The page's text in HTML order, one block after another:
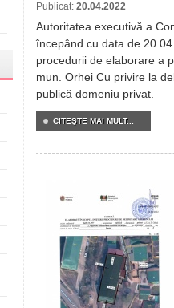
Publicat: 20.04.2022
Autoritatea executivă a
începând cu data de
procedurii de elaborare a
mun. Orhei Cu privire la
publică domeniu privat.
CITEŞTE MAI MULT...